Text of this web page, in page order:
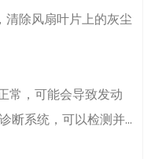
除风扇叶片上的灰尘
常，可能会导致发动
断系统，可以检测并